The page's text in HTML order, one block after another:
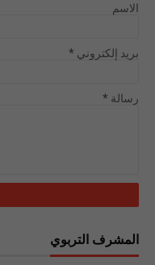
الاسم
بريد إلكتروني *
رسالة *
المشرف التربوي